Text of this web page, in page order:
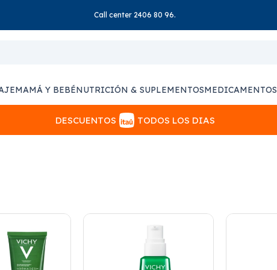
Call center 2406 80 96.
MAMÁ Y BEBÉNUTRICIÓN & SUPLEMENTOSMEDICAMENTOS
DESCUENTOS TODOS LOS DIAS